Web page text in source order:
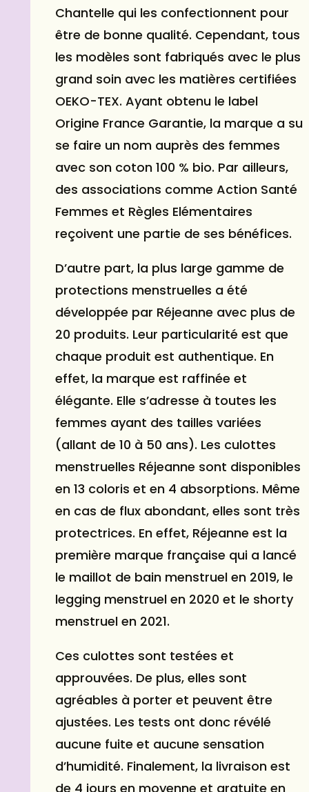
Chantelle qui les confectionnent pour
être de bonne qualité. Cependant, tous
les modèles sont fabriqués avec le plus
grand soin avec les matières certifiées
OEKO-TEX. Ayant obtenu le label
Origine France Garantie, la marque a su
se faire un nom auprès des femmes
avec son coton 100 % bio. Par ailleurs,
des associations comme Action Santé
Femmes et Règles Elémentaires
reçoivent une partie de ses bénéfices.
D’autre part, la plus large gamme de
protections menstruelles a été
développée par Réjeanne avec plus de
20 produits. Leur particularité est que
chaque produit est authentique. En
effet, la marque est raffinée et
élégante. Elle s’adresse à toutes les
femmes ayant des tailles variées
(allant de 10 à 50 ans). Les culottes
menstruelles Réjeanne sont disponibles
en 13 coloris et en 4 absorptions. Même
en cas de flux abondant, elles sont très
protectrices. En effet, Réjeanne est la
première marque française qui a lancé
le maillot de bain menstruel en 2019, le
legging menstruel en 2020 et le shorty
menstruel en 2021.
Ces culottes sont testées et
approuvées. De plus, elles sont
agréables à porter et peuvent être
ajustées. Les tests ont donc révélé
aucune fuite et aucune sensation
d’humidité. Finalement, la livraison est
de 4 jours en moyenne et gratuite en